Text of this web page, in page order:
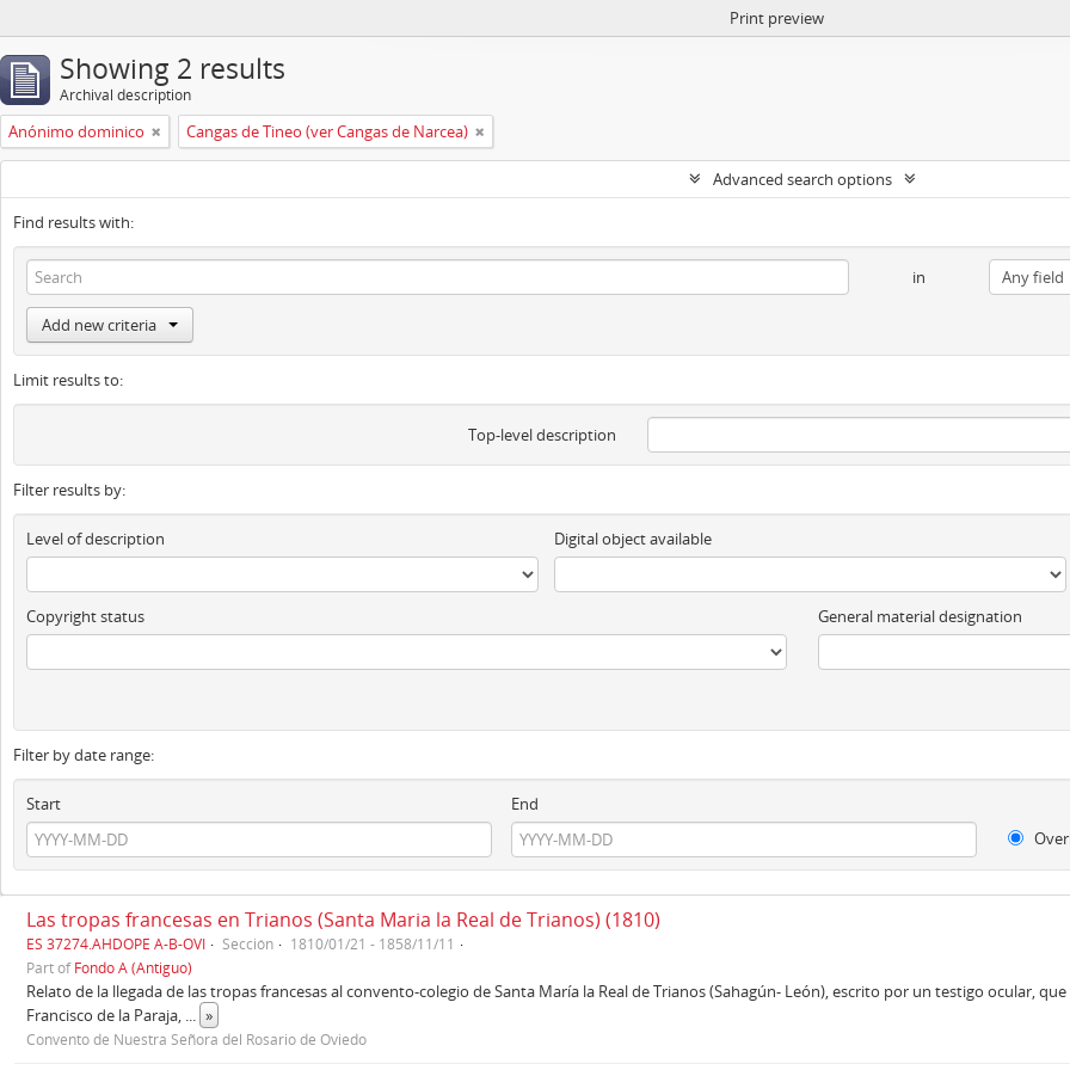
Print preview
Showing 2 results
Archival description
Anónimo dominico Cangas de Tineo (ver Cangas de Narcea)
Advanced search options
Find results with:
in
Add new criteria
Limit results to:
Top-level description
Filter results by:
Level of description Digital object available
Copyright status General material designation
Filter by date range:
Start
End
Las tropas francesas en Trianos (Santa Maria la Real de Trianos) (1810)
ES 37274.AHDOPE A-B-OVI Sección
1810/01/21 - 1858/11/11
Part ofFondo A (Antiguo)
Relato de la llegada de las tropas francesas al convento-colegio de Santa María la Real de Trianos (Sahagún- León), escrito por un testigo ocular,
Francisco de la Paraja, ... »
Convento de Nuestra Señora del Rosario de Oviedo